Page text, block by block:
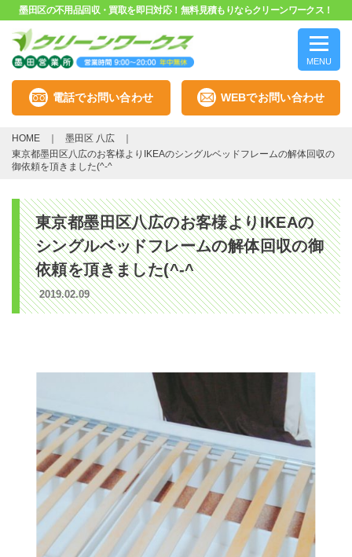
墨田区の不用品回収・買取を即日対応！無料見積もりならクリーンワークス！
MENU
電話でお問い合わせ WEBでお問い合わせ
HOME
墨田区 八広
東京都墨田区八広のお客様よりIKEAのシングルベッドフレームの解体回収の
御依頼を頂きました(^-^
東京都墨田区八広のお客様よりIKEAの
シングルベッドフレームの解体回収の御
依頼を頂きました(^-^
2019.02.09